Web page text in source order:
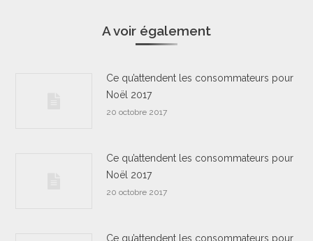
A voir également
Ce qu’attendent les consommateurs pour
Noël 2017
20 octobre 2017
Ce qu’attendent les consommateurs pour
Noël 2017
20 octobre 2017
Ce qu’attendent les consommateurs pour